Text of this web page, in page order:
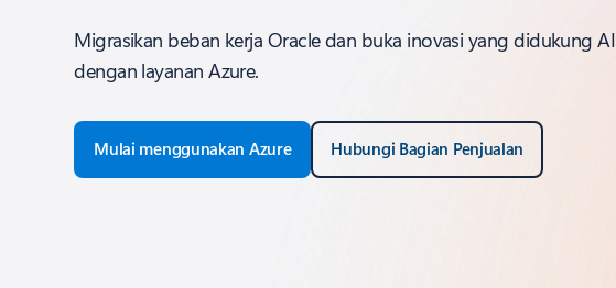
Migrasikan beban kerja Oracle dan buka inovasi yang didukung AI
dengan layanan Azure.
Mulai menggunakan Azure Hubungi Bagian Penjualan